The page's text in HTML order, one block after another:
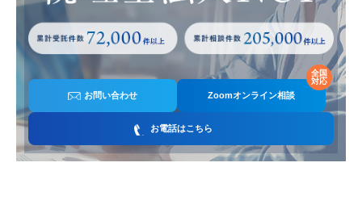
お問い合わせ Zoomオンライン相談
お電話はこちら